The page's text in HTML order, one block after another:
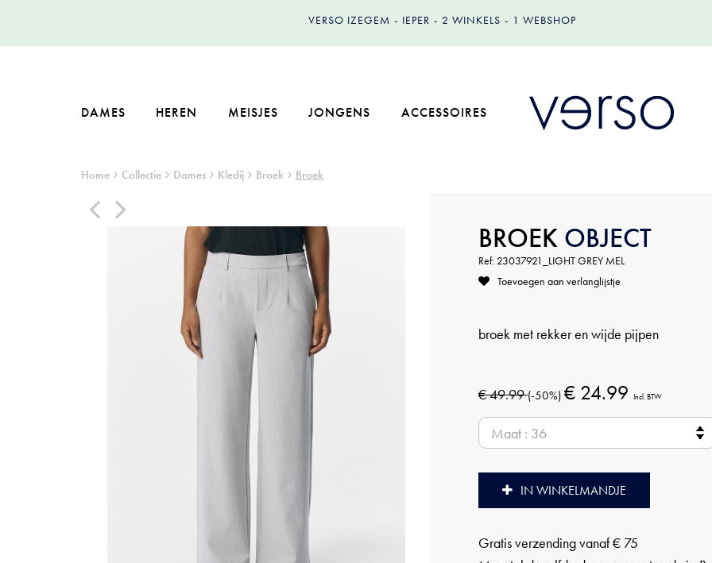
VERSO IZEGEM IEPER 2 WINKELS 1 WEBSHOP
DAMES HEREN MEISJES JONGENS ACCESSOIRES
Home Collectie Dames Kledij Broek Broek
BROEK OBJECT
Ref: 23037921_LIGHT GREY MEL
Toevoegen aan verlanglijstje
broek met rekker en wijde pijpen
€ 49.99(-50%) € 24.99 Incl. BTW
IN WINKELMANDJE
Gratis verzending vanaf € 75